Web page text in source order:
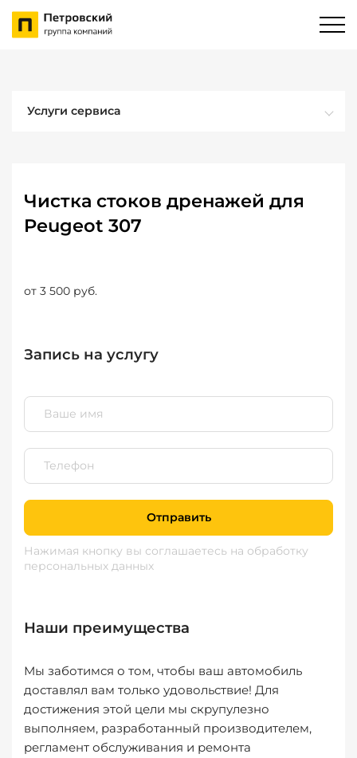
Услуги сервиса
Чистка стоков дренажей для
Peugeot 307
от 3 500 руб.
Запись на услугу
Отправить
Нажимая кнопку вы соглашаетесь на обработку
персональных данных
Наши преимущества
Мы заботимся о том, чтобы ваш автомобиль
доставлял вам только удовольствие! Для
достижения этой цели мы скрупулезно
выполняем, разработанный производителем,
регламент обслуживания и ремонта